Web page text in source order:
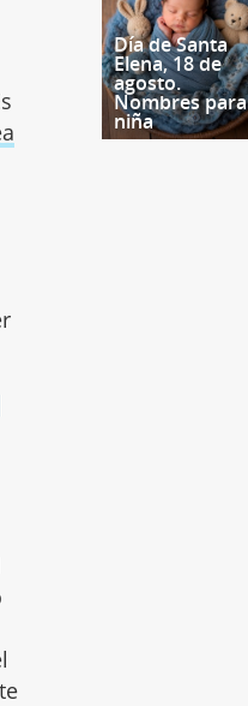
Día de Santa
Elena, 18 de
agosto.
Nombres para
niña